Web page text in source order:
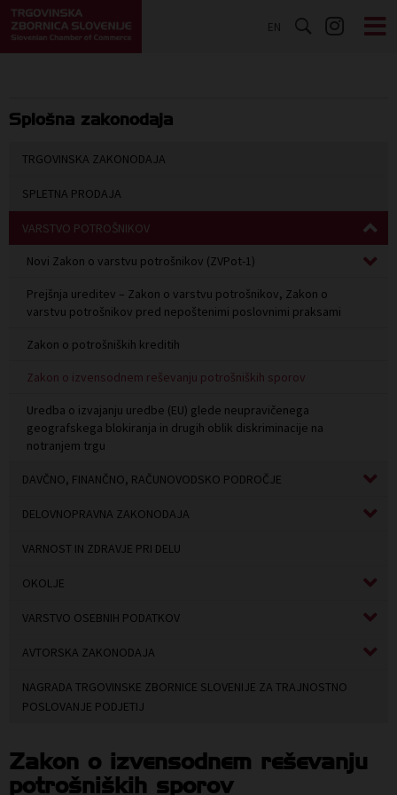
EN
Splošna zakonodaja
TRGOVINSKA ZAKONODAJA
SPLETNA PRODAJA
VARSTVO POTROŠNIKOV
Novi Zakon o varstvu potrošnikov (ZVPot-1)
Prejšnja ureditev – Zakon o varstvu potrošnikov, Zakon o
varstvu potrošnikov pred nepoštenimi poslovnimi praksami
Zakon o potrošniških kreditih
Zakon o izvensodnem reševanju potrošniških sporov
Uredba o izvajanju uredbe (EU) glede neupravičenega
geografskega blokiranja in drugih oblik diskriminacije na
notranjem trgu
DAVČNO, FINANČNO, RAČUNOVODSKO PODROČJE
DELOVNOPRAVNA ZAKONODAJA
VARNOST IN ZDRAVJE PRI DELU
OKOLJE
VARSTVO OSEBNIH PODATKOV
AVTORSKA ZAKONODAJA
NAGRADA TRGOVINSKE ZBORNICE SLOVENIJE ZA TRAJNOSTNO
POSLOVANJE PODJETIJ
Zakon o izvensodnem reševanju
potrošniških sporov